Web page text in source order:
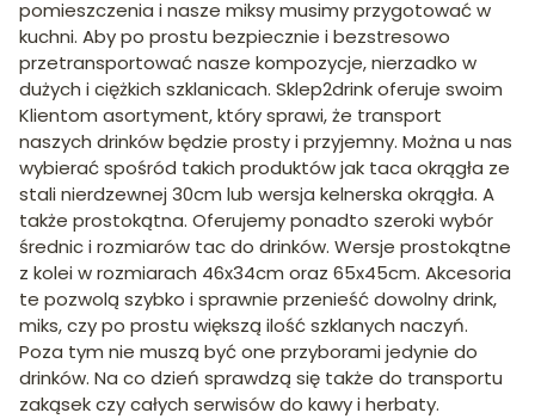
pomieszczenia i nasze miksy musimy przygotować w
kuchni. Aby po prostu bezpiecznie i bezstresowo
przetransportować nasze kompozycje, nierzadko w
dużych i ciężkich szklanicach. Sklep2drink oferuje swoim
Klientom asortyment, który sprawi, że transport
naszych drinków będzie prosty i przyjemny. Można u nas
wybierać spośród takich produktów jak taca okrągła ze
stali nierdzewnej 30cm lub wersja kelnerska okrągła. A
także prostokątna. Oferujemy ponadto szeroki wybór
średnic i rozmiarów tac do drinków. Wersje prostokątne
z kolei w rozmiarach 46x34cm oraz 65x45cm. Akcesoria
te pozwolą szybko i sprawnie przenieść dowolny drink,
miks, czy po prostu większą ilość szklanych naczyń.
Poza tym nie muszą być one przyborami jedynie do
drinków. Na co dzień sprawdzą się także do transportu
zakąsek czy całych serwisów do kawy i herbaty.